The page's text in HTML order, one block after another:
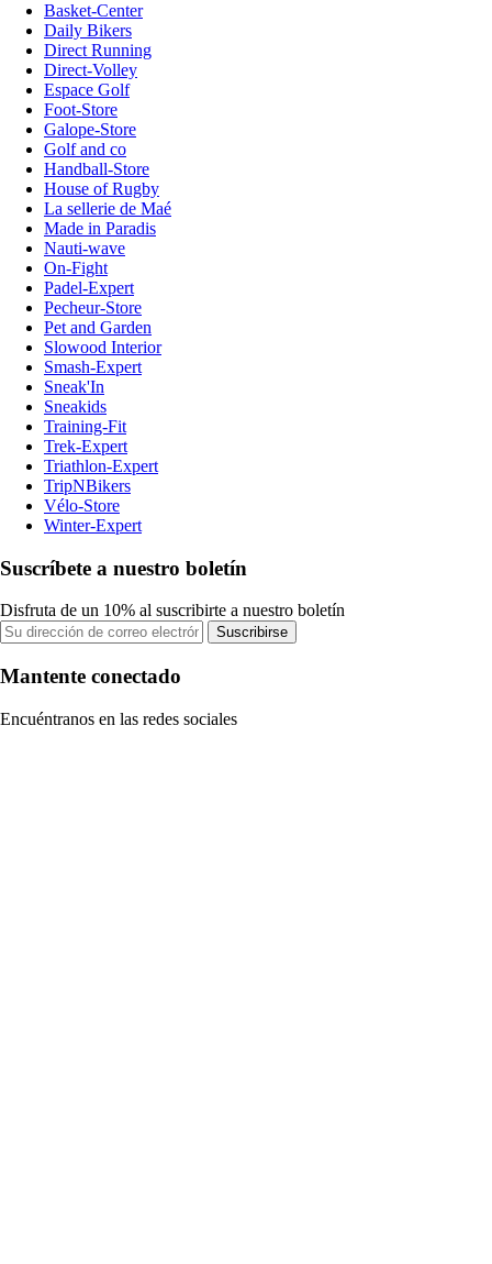
Basket-Center
Daily Bikers
Direct Running
Direct-Volley
Espace Golf
Foot-Store
Galope-Store
Golf and co
Handball-Store
House of Rugby
La sellerie de Maé
Made in Paradis
Nauti-wave
On-Fight
Padel-Expert
Pecheur-Store
Pet and Garden
Slowood Interior
Smash-Expert
Sneak'In
Sneakids
Training-Fit
Trek-Expert
Triathlon-Expert
TripNBikers
Vélo-Store
Winter-Expert
Suscríbete a nuestro boletín
Disfruta de un 10% al suscribirte a nuestro boletín
Suscribirse
Mantente conectado
Encuéntranos en las redes sociales